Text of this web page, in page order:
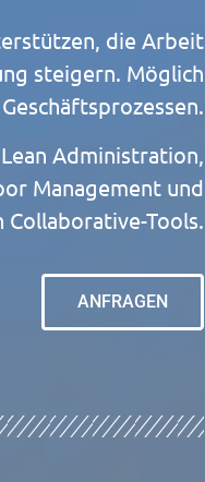
die Arbeit
steigern. Möglich
Administration,
Management und
Collaborative-Tools.
ANFRAGEN